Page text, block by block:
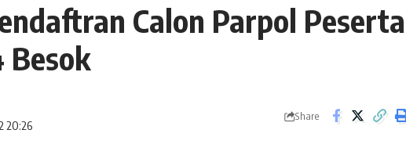
Calon Parpol Peserta
Besok
20:26
Share